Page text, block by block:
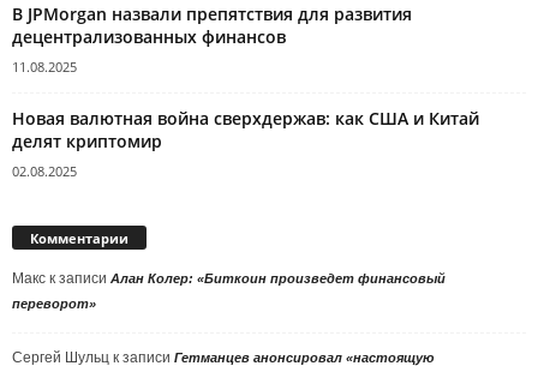
В JPMorgan назвали препятствия для развития
децентрализованных финансов
11.08.2025
Новая валютная война сверхдержав: как США и Китай
делят криптомир
02.08.2025
Комментарии
Макс к записи Алан Колер: «Биткоин произведет финансовый
переворот»
Сергей Шульц к записи Гетманцев анонсировал «настоящую